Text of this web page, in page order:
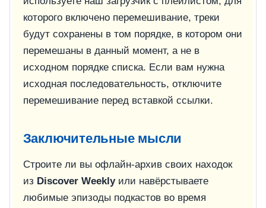
которого включено перемешивание, треки
будут сохранены в том порядке, в котором они
перемешаны в данный момент, а не в
исходном порядке списка. Если вам нужна
исходная последовательность, отключите
перемешивание перед вставкой ссылки.
Заключительные мысли
Строите ли вы офлайн-архив своих находок
из Discover Weeklyили навёрстываете
любимые эпизоды подкастов во время